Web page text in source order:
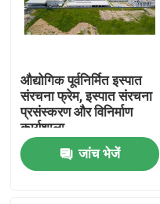
वीडियो
हमारे बारे में
कारखाना भ्रमण
गुणवत्ता नियंत्रण
औद्योगिक पूर्वनिर्मित इस्पात
संरचना फ्रेम, इस्पात संरचना
प्रसंस्करण और विनिर्माण
कार्यशाला
जांच भेजें